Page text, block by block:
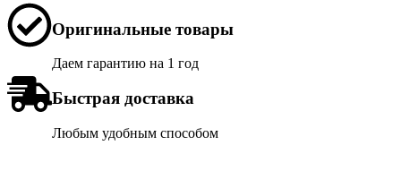
Оригинальные товары
Даем гарантию на 1 год
Быстрая доставка
Любым удобным способом